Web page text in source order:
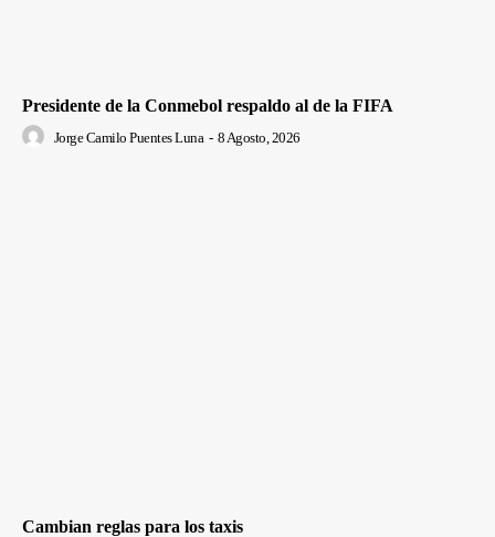
Presidente de la Conmebol respaldo al de la FIFA
Jorge Camilo Puentes Luna - 8 Agosto, 2026
Cambian reglas para los taxis